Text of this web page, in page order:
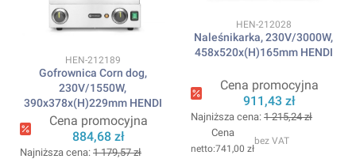
Kod produktu
HEN-212189
Gofrownica Corn dog,
230V/1550W,
390x378x(H)229mm HENDI
Cena promocyjna
884,68 zł
Najniższa cena: 1 179,57 zł
Kod produktu
HEN-212028
Naleśnikarka, 230V/3000W,
458x520x(H)165mm HENDI
Cena promocyjna
911,43 zł
Najniższa cena: 1 215,24 zł
Cena
741,00 zł
bez VAT